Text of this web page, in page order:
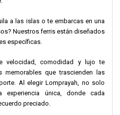
a las islas o te embarcas en una
Nuestros ferris están diseñados
específicas.
velocidad, comodidad y lujo te
memorables que trascienden las
Al elegir Lomprayah, no solo
experiencia única, donde cada
preciado.